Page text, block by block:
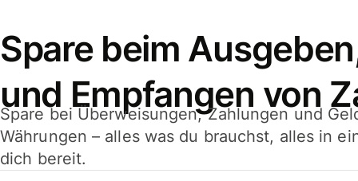
Spare beim
und Empfangen von
Spare bei Überweisungen, Zahlungen und
Währungen – alles was du brauchst, alles in
dich bereit.